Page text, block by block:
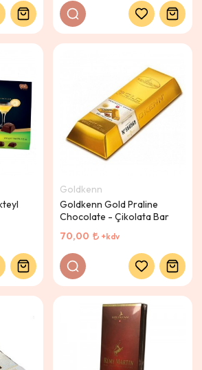
Goldkenn
Goldkenn Gold Praline
Chocolate - Çikolata Bar
70,00
+kdv